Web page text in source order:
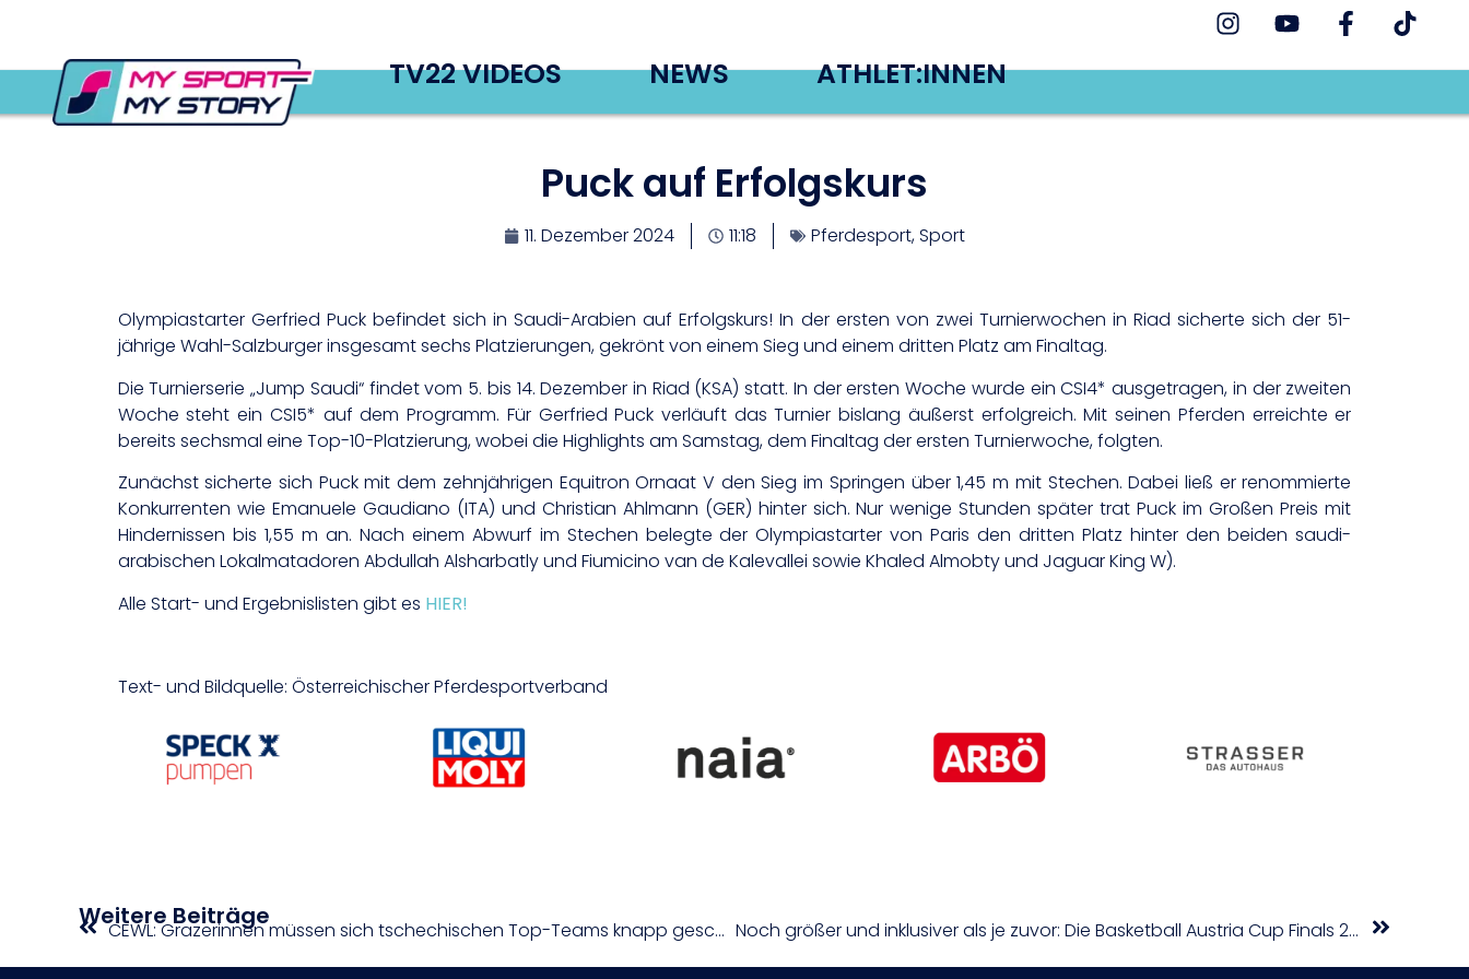
TV22 VIDEOS NEWS ATHLET:INNEN
Puck auf Erfolgskurs
11. Dezember 2024 11:18 Pferdesport,Sport
Olympiastarter Gerfried Puck befindet sich in Saudi-Arabien auf Erfolgskurs! In der ersten von zwei Turnierwochen in Riad sicherte sich der 51-
jährige Wahl-Salzburger insgesamt sechs Platzierungen, gekrönt von einem Sieg und einem dritten Platz am Finaltag.
Die Turnierserie „Jump Saudi“ findet vom 5. bis 14. Dezember in Riad (KSA) statt. In der ersten Woche wurde ein CSI4* ausgetragen, in der zweiten
Woche steht ein CSI5* auf dem Programm. Für Gerfried Puck verläuft das Turnier bislang äußerst erfolgreich. Mit seinen Pferden erreichte er
bereits sechsmal eine Top-10-Platzierung, wobei die Highlights am Samstag, dem Finaltag der ersten Turnierwoche, folgten.
Zunächst sicherte sich Puck mit dem zehnjährigen Equitron Ornaat V den Sieg im Springen über 1,45 m mit Stechen. Dabei ließ er renommierte
Konkurrenten wie Emanuele Gaudiano (ITA) und Christian Ahlmann (GER) hinter sich. Nur wenige Stunden später trat Puck im Großen Preis mit
Hindernissen bis 1,55 m an. Nach einem Abwurf im Stechen belegte der Olympiastarter von Paris den dritten Platz hinter den beiden saudi-
arabischen Lokalmatadoren Abdullah Alsharbatly und Fiumicino van de Kalevallei sowie Khaled Almobty und Jaguar King W).
Alle Start- und Ergebnislisten gibt es HIER!
Text- und Bildquelle: Österreichischer Pferdesportverband
Weitere Beiträge CEWL: Grazerinnen müssen sich tschechischen Top-Teams knapp geschlagen geben Noch größer und inklusiver als je zuvor: Die Basketball Austria Cup Finals 2025 sind fixiert